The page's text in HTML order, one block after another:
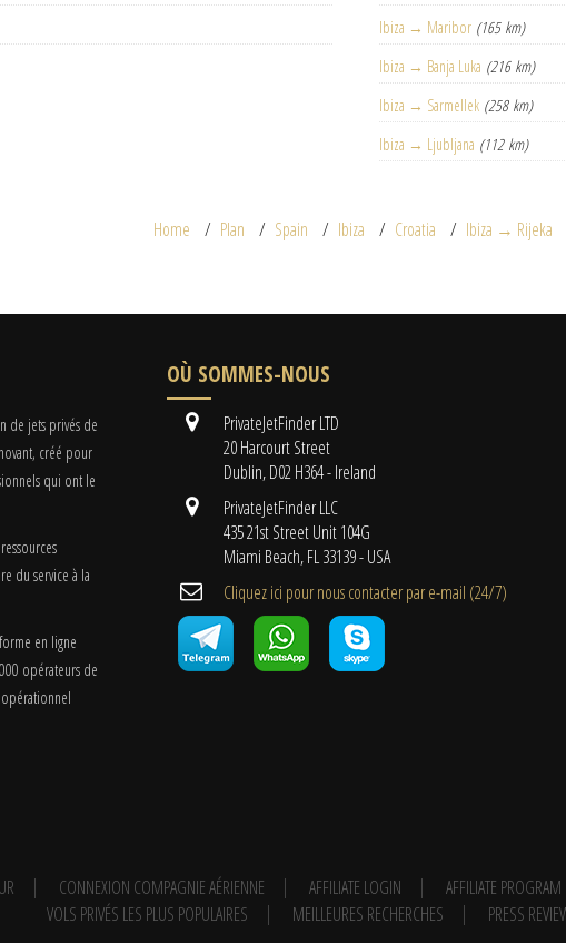
Ibiza → Maribor (165 km)
Ibiza → Banja Luka (216 km)
Ibiza → Sarmellek (258 km)
Ibiza → Ljubljana (112 km)
Home Plan Spain Ibiza Croatia Ibiza → Rijeka
de jets privés de
créé pour
qui ont le
du service à la
en ligne
opérateurs de
OÙ SOMMES-NOUS
PrivateJetFinder LTD
20 Harcourt Street
Dublin, D02 H364 - Ireland
PrivateJetFinder LLC
435 21st Street Unit 104G
Miami Beach, FL 33139 - USA
Cliquez ici pour nous contacter par e-mail (24/7)
CONNEXION COMPAGNIE AÉRIENNE AFFILIATE LOGIN AFFILIATE PROGRAM
VOLS PRIVÉS LES PLUS POPULAIRES
MEILLEURES RECHERCHES PRESS